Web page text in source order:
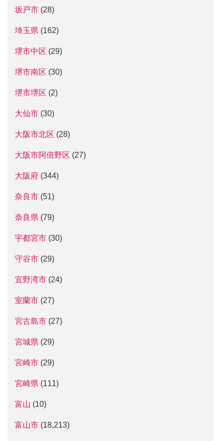
坂戸市 (28)
埼玉県 (162)
堺市中区 (29)
堺市南区 (30)
堺市堺区 (2)
大仙市 (30)
大阪市北区 (28)
大阪市阿倍野区 (27)
大阪府 (344)
奈良市 (51)
奈良県 (79)
宇都宮市 (30)
守谷市 (29)
宜野湾市 (24)
室蘭市 (27)
宮古島市 (27)
宮城県 (29)
宮崎市 (29)
宮崎県 (111)
富山 (10)
富山市 (18,213)